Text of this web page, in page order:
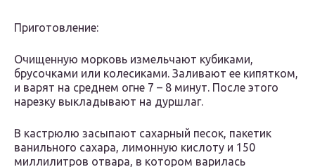
Приготовление:
Очищенную морковь измельчают кубиками,
брусочками или колесиками. Заливают ее кипятком,
и варят на среднем огне 7 – 8 минут. После этого
нарезку выкладывают на дуршлаг.
В кастрюлю засыпают сахарный песок, пакетик
ванильного сахара, лимонную кислоту и 150
миллилитров отвара, в котором варилась